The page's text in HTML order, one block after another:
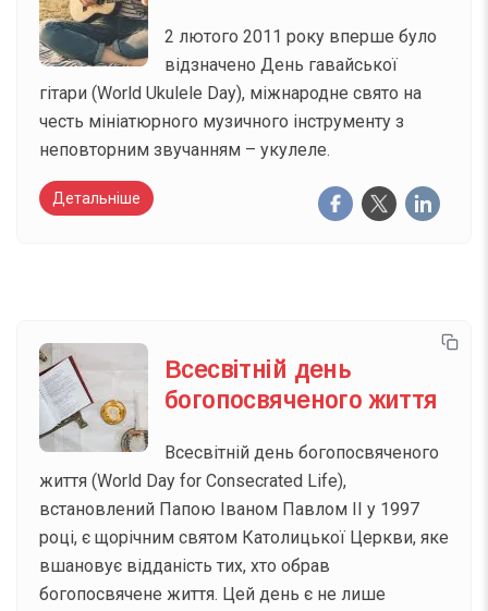
2 лютого 2011 року вперше було
відзначено День гавайської
гітари (World Ukulele Day), міжнародне свято на
честь мініатюрного музичного інструменту з
неповторним звучанням – укулеле.
Детальніше
Всесвітній день
богопосвяченого життя
Всесвітній день богопосвяченого
життя (World Day for Consecrated Life),
встановлений Папою Іваном Павлом ІІ у 1997
році, є щорічним святом Католицької Церкви, яке
вшановує відданість тих, хто обрав
богопосвячене життя. Цей день є не лише